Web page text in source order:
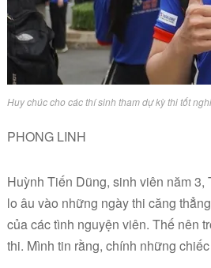
Huy chúc cho các thí sinh tham dự kỳ thi tốt
PHONG LINH
Huỳnh Tiến Dũng, sinh viên năm
lo âu vào những ngày thi căng
của các tình nguyện viên. Thế nên
thi. Mình tin rằng, chính những